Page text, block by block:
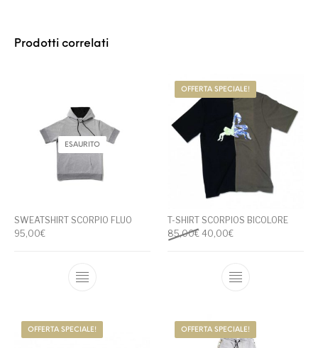
Prodotti correlati
ESAURITO
SWEATSHIRT SCORPIO FLUO
95,00€
Questo prodotto ha più varianti. Le
OFFERTA SPECIALE!
T-SHIRT SCORPIOS BICOLORE
85,00€ Il prezzo originale era:
40,00€Il prezzo attuale è:
Questo
OFFERTA SPECIALE! OFFERTA SPECIALE!